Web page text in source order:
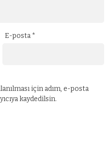
E-posta *
için adım, e-posta
kaydedilsin.